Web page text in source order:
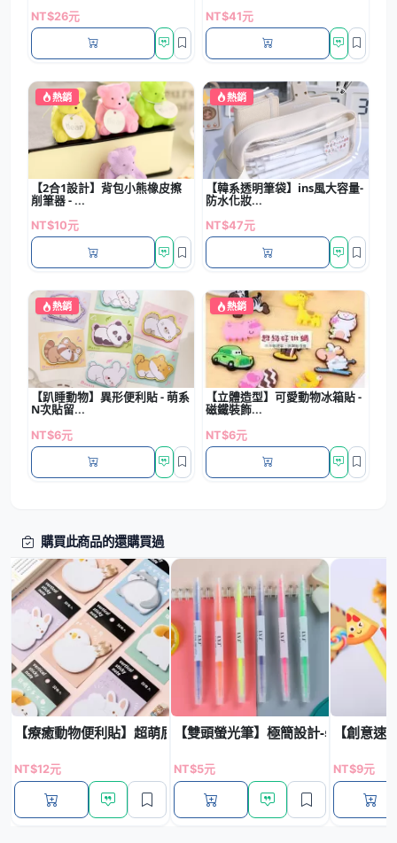
NT$26元 NT$41元
熱銷
【2合1設計】背包小熊橡皮擦
削筆器 - ...
NT$10元
熱銷
【韓系透明筆袋】ins風大容量-
防水化妝...
NT$47元
熱銷
【趴睡動物】異形便利貼 - 萌系
N次貼留...
NT$6元
熱銷
【立體造型】可愛動物冰箱貼 -
磁鐵裝飾...
NT$6元
購買此商品的還購買過
【療癒動物便利貼】超萌屁屁造型-卡通N次貼
NT$12元
【雙頭螢光筆】極簡設計-學生重點標
NT$5元
【創意
NT$9元